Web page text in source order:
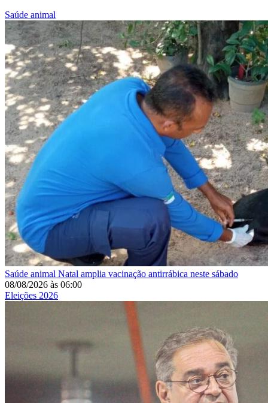
Saúde animal
Saúde animal Natal amplia vacinação antirrábica neste sábado
08/08/2026 às 06:00
Eleições 2026